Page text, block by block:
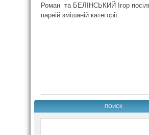
Роман та БЕЛІНСЬКИЙ Ігор
парній змішаній категорії.
ПОИСК